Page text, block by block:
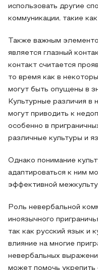
использовать другие
коммуникации, такие
Также важным
является глазный
контакт считается
то время как в
могут быть опущены в
Культурные различия в
могут приводить к
особенно в
различные культуры и
Однако понимание
адаптироваться к ним
эффективной
Роль невербальной
иноязычного
так как русский язык и
влияние на многие
невербальных
может помочь укрепить